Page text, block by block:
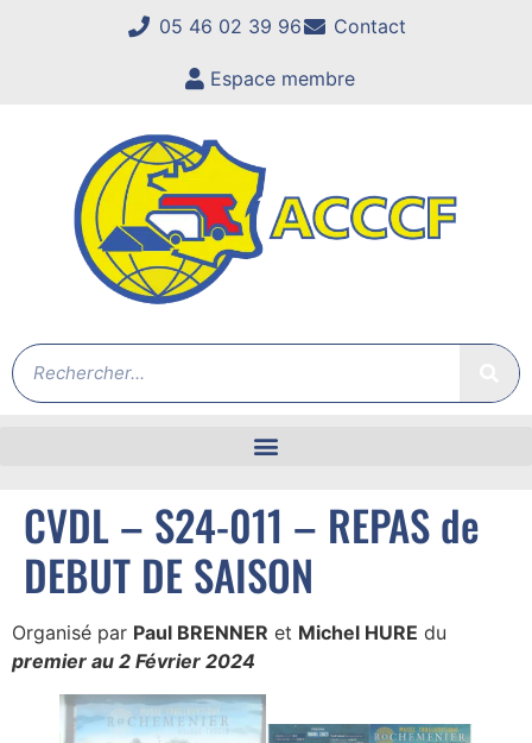
05 46 02 39 96 Contact
Espace membre
CVDL – S24-011 – REPAS de
DEBUT DE SAISON
Organisé par Paul BRENNER et Michel HURE du
premier au 2 Février 2024